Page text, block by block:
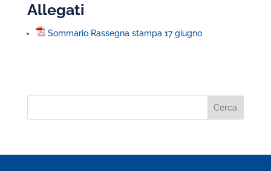
Allegati
Sommario Rassegna stampa 17 giugno